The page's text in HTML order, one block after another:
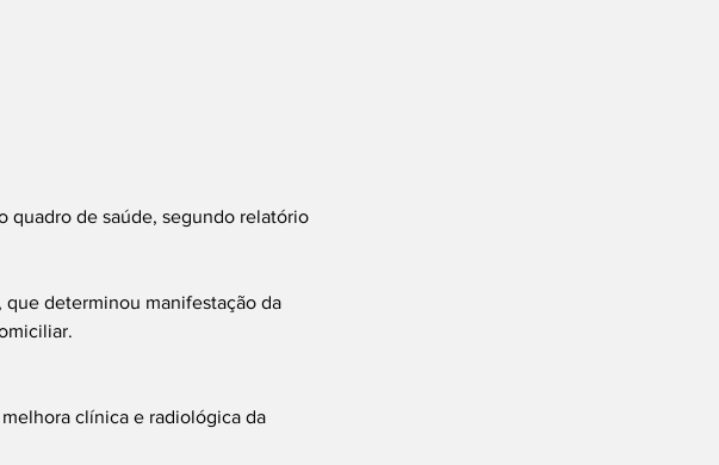
quadro de saúde, segundo relatório
determinou manifestação da
clínica e radiológica da